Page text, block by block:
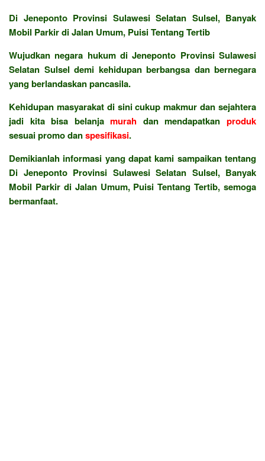
Di Jeneponto Provinsi Sulawesi Selatan Sulsel, Banyak
Mobil Parkir di Jalan Umum, Puisi Tentang Tertib
Wujudkan negara hukum di Jeneponto Provinsi Sulawesi
Selatan Sulsel demi kehidupan berbangsa dan bernegara
yang berlandaskan pancasila.
Kehidupan masyarakat di sini cukup makmur dan sejahtera
jadi kita bisa belanjamurah dan mendapatkanproduk
sesuai promo danspesifikasi.
Demikianlah informasi yang dapat kami sampaikan tentang
Di Jeneponto Provinsi Sulawesi Selatan Sulsel, Banyak
Mobil Parkir di Jalan Umum, Puisi Tentang Tertib, semoga
bermanfaat.